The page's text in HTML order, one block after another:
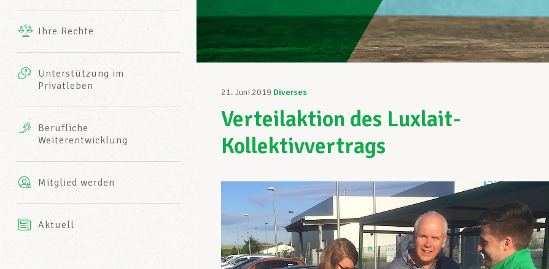
INFO-CENTER
des LCGBs
Ihre Rechte
Unterstützung im
Privatleben
Leistungen
Mutuelle
AXA
Berufliche
Weiterentwicklung
Mitglied werden
Aktuell
21. Juni 2019 Diverses
Verteilaktion des Luxlait-
Kollektivvertrags